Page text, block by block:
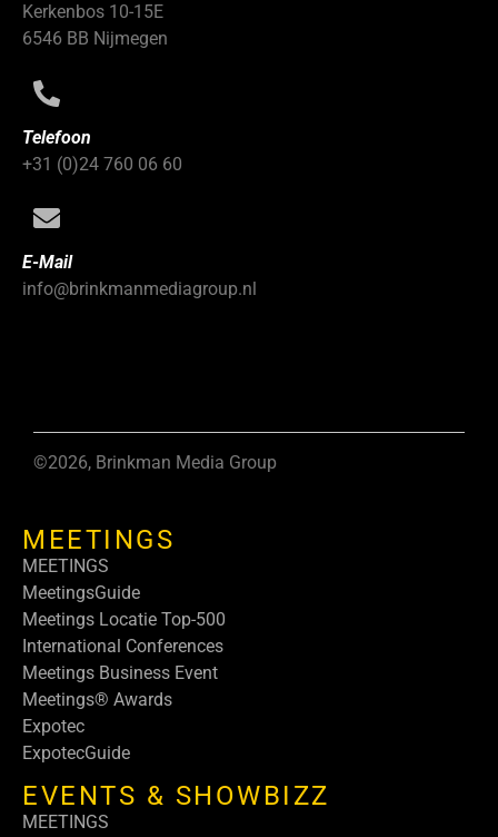
Kerkenbos 10-15E
6546 BB Nijmegen
Telefoon
+31 (0)24 760 06 60
E-Mail
info@brinkmanmediagroup.nl
©2026, Brinkman Media Group
MEETINGS
MEETINGS
MeetingsGuide
Meetings Locatie Top-500
International Conferences
Meetings Business Event
Meetings® Awards
Expotec
ExpotecGuide
EVENTS & SHOWBIZZ
MEETINGS